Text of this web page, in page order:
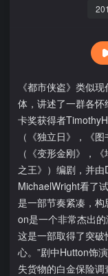
《都市侠盗》类似
体，讲述了一群各
卡奖获得者
（《独立日》，《
（《变形金刚》，
之王》）编剧，并
MichaelWright看了
是一部节奏紧凑，
on是一个非常杰出
这是一部取得了突
心。”剧中Hutton饰
失货物的白金保险